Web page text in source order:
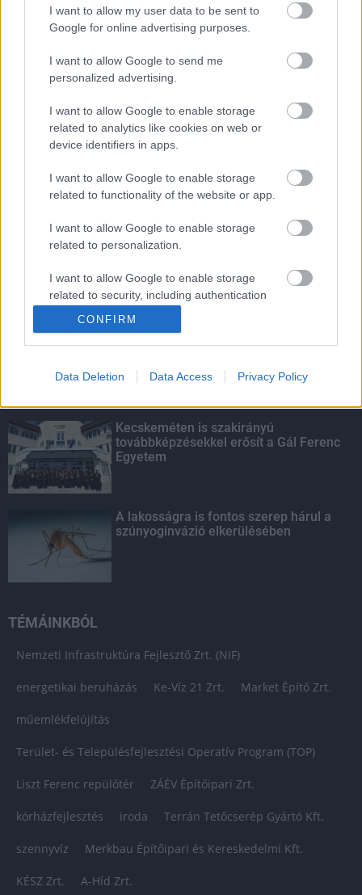
I want to allow my user data to be sent to
Google for online advertising purposes.
I want to allow Google to send me
personalized advertising.
I want to allow Google to enable storage
related to analytics like cookies on web or
device identifiers in apps.
I want to allow Google to enable storage
related to functionality of the website or app.
I want to allow Google to enable storage
related to personalization.
I want to allow Google to enable storage
related to security, including authentication
CONFIRM
Data Deletion Data Access Privacy Policy
Paks II.: Mit jelent az 5. blokk új
mérföldköve a felülvizsgálat
árnyékában?
Fontos a postaládákba költöző
széncinegék védelme
Amire többmillióan vártunk: szombattól
másodfokúra csökken a riasztás
KIEMELT
Megérkezett az eső a Duna
Kecskeméten is szakirányú
továbbképzésekkel erősít a Gál Ferenc
Egyetem
A lakosságra is fontos szerep hárul a
szúnyoginvázió elkerülésében
TÉMÁINKBÓL
Nemzeti Infrastruktúra Fejlesztő Zrt. (NIF)
energetikai beruházás Ke-Víz 21 Zrt. Market Építő Zrt.
műemlékfelújítás
Terület- és Településfejlesztési Operatív Program (TOP)
Liszt Ferenc repülőtér ZÁÉV Építőipari Zrt.
kórházfejlesztés iroda Terrán Tetőcserép Gyártó Kft.
szennyvíz Merkbau Építőipari és Kereskedelmi Kft.
KÉSZ Zrt. A-Híd Zrt.